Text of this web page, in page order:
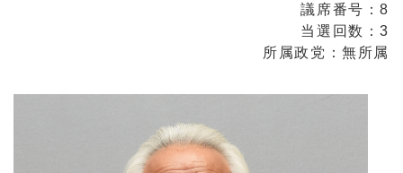
議席番号：8
当選回数：3
所属政党：無所属